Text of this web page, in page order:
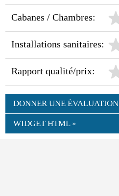
Cabanes / Chambres:
Installations sanitaires:
Rapport qualité/prix:
DONNER UNE ÉVALUATION
WIDGET HTML »